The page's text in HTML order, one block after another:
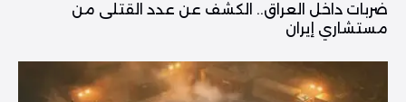
ضربات داخل العراق.. الكشف عن عدد القتلى من
مستشاري إيران